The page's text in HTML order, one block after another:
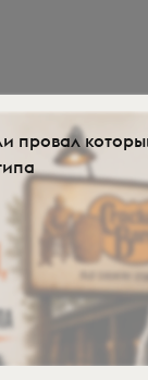
провал